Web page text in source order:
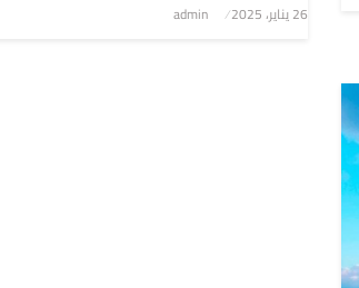
نُشر
26 يناير، 2025 admin